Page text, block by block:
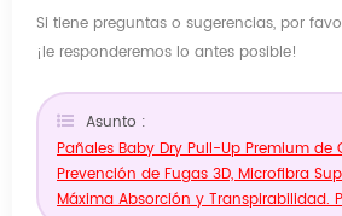
Si tiene preguntas o sugerencias, por
¡le responderemos lo antes posible!
Asunto :
Pañales Baby Dry Pull-Up Premium de
Prevención de Fugas 3D, Microfibra
Máxima Absorción y Transpirabilidad.